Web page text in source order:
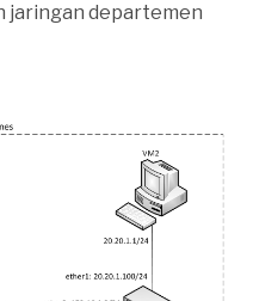
jaringan departemen